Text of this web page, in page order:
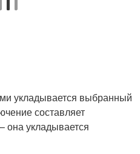
укладывается выбранный
составляет
она укладывается